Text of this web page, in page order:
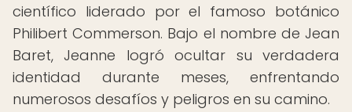
científico liderado por el famoso botánico
Philibert Commerson. Bajo el nombre de Jean
Baret, Jeanne logró ocultar su verdadera
identidad durante meses, enfrentando
numerosos desafíos y peligros en su camino.